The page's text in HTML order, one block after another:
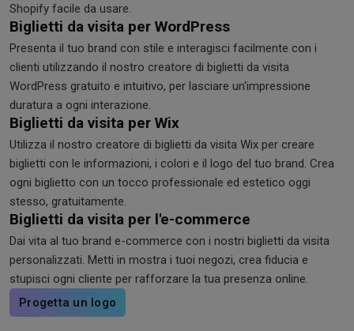
Shopify facile da usare.
Biglietti da visita per WordPress
Presenta il tuo brand con stile e interagisci facilmente con i
clienti utilizzando il nostro creatore di biglietti da visita
WordPress gratuito e intuitivo, per lasciare un'impressione
duratura a ogni interazione.
Biglietti da visita per Wix
Utilizza il nostro creatore di biglietti da visita Wix per creare
biglietti con le informazioni, i colori e il logo del tuo brand. Crea
ogni biglietto con un tocco professionale ed estetico oggi
stesso, gratuitamente.
Biglietti da visita per l'e-commerce
Dai vita al tuo brand e-commerce con i nostri biglietti da visita
personalizzati. Metti in mostra i tuoi negozi, crea fiducia e
stupisci ogni cliente per rafforzare la tua presenza online.
Progetta un logo